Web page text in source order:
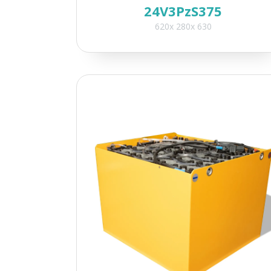
24V3PzS375
620x 280x 630